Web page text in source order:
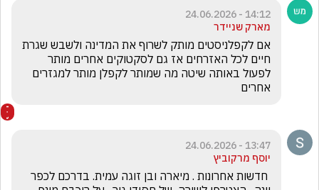
14:12 - 24.06.2026
מארק שניידר
אחרים
13:47 - 24.06.2026
יוסף מרקוביץ